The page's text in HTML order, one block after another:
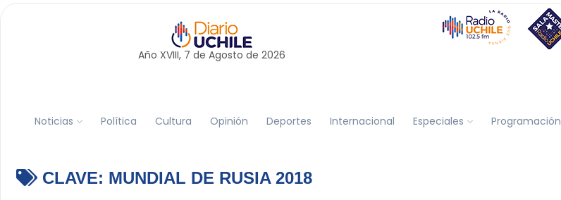
Año XVIII, 7 de Agosto de 2026
Noticias Política Cultura Opinión Deportes Internacional Especiales Programación
CLAVE: MUNDIAL DE RUSIA 2018